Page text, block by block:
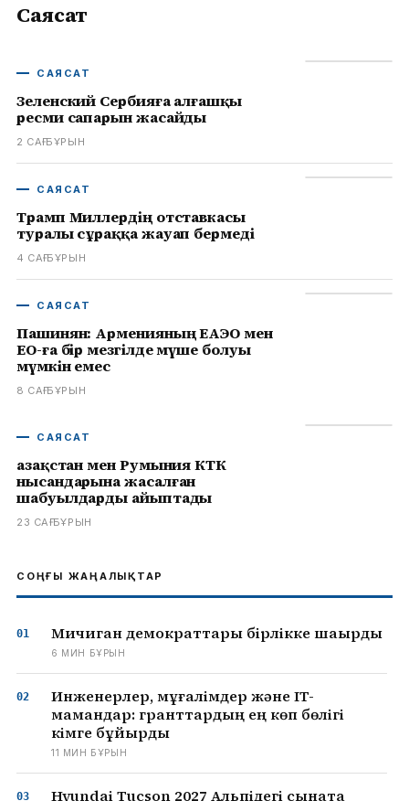
Саясат
САЯСАТ
Зеленский Сербияға алғашқы
ресми сапарын жасайды
2 САҒ БҰРЫН
САЯСАТ
Трамп Миллердің отставкасы
туралы сұраққа жауап бермеді
4 САҒ БҰРЫН
САЯСАТ
Пашинян: Арменияның ЕАЭО мен
ЕО-ға бір мезгілде мүше болуы
мүмкін емес
8 САҒ БҰРЫН
САЯСАТ
Қазақстан мен Румыния КТК
нысандарына жасалған
шабуылдарды айыптады
23 САҒ БҰРЫН
СОҢҒЫ ЖАҢАЛЫҚТАР
Мичиган демократтары бірлікке шақырды
6 МИН БҰРЫН
Инженерлер, мұғалімдер және IT-
мамандар: гранттардың ең көп бөлігі
кімге бұйырды
11 МИН БҰРЫН
Hyundai Tucson 2027 Альпідегі сынақта